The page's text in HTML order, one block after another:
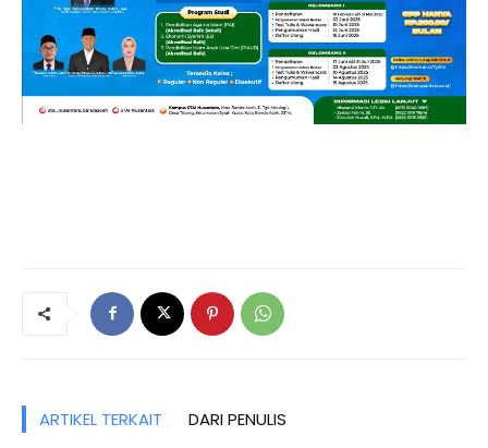
ARTIKEL TERKAIT DARI PENULIS